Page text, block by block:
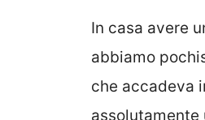
In casa avere
abbiamo
che accadeva
assolutamente